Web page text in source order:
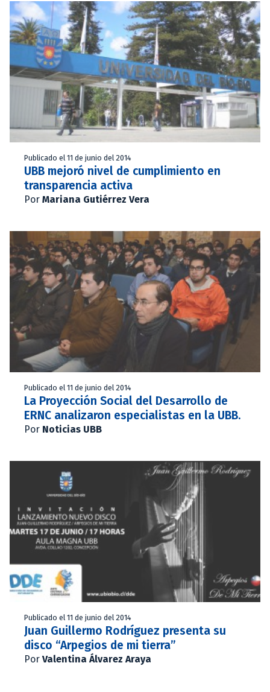
Publicado el 11 de junio del 2014
UBB mejoró nivel de cumplimiento en
transparencia activa
Por Mariana Gutiérrez Vera
Publicado el 11 de junio del 2014
La Proyección Social del Desarrollo de
ERNC analizaron especialistas en la UBB.
Por Noticias UBB
Publicado el 11 de junio del 2014
Juan Guillermo Rodríguez presenta su
disco “Arpegios de mi tierra”
Por Valentina Álvarez Araya